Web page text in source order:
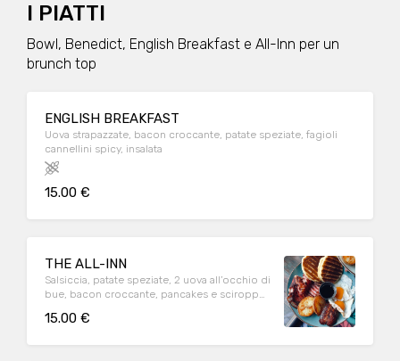
I PIATTI
Bowl, Benedict, English Breakfast e All-Inn per un
brunch top
ENGLISH BREAKFAST
Uova strapazzate, bacon croccante, patate speziate, fagioli
cannellini spicy, insalata
15.00 €
THE ALL-INN
Salsiccia, patate speziate, 2 uova all’occhio di
bue, bacon croccante, pancakes e sciroppo
15.00 €